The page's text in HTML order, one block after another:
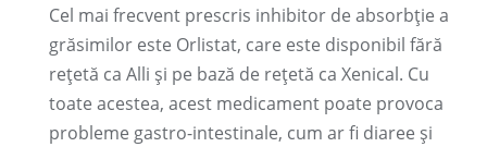
Cel mai frecvent prescris inhibitor de absorbție a
grăsimilor este Orlistat, care este disponibil fără
rețetă ca Alli și pe bază de rețetă ca Xenical. Cu
toate acestea, acest medicament poate provoca
probleme gastro-intestinale, cum ar fi diaree și